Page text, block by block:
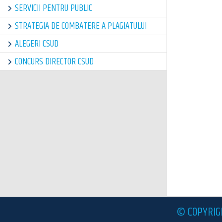
SERVICII PENTRU PUBLIC
STRATEGIA DE COMBATERE A PLAGIATULUI
ALEGERI CSUD
CONCURS DIRECTOR CSUD
©